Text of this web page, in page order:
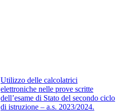
Utilizzo delle calcolatrici
elettroniche nelle prove scritte
dell’esame di Stato del secondo ciclo
di istruzione – a.s. 2023/2024.